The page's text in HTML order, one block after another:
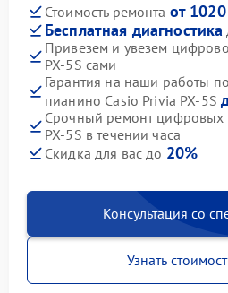
Стоимость ремонта от
Бесплатная диагностика
Привезем и увезем
PX-5S сами
Гарантия на наши работы
пианино Casio Privia PX-5S
Срочный ремонт цифровых
PX-5S в течении часа
Скидка для вас до 20%
Консультация со
Узнать